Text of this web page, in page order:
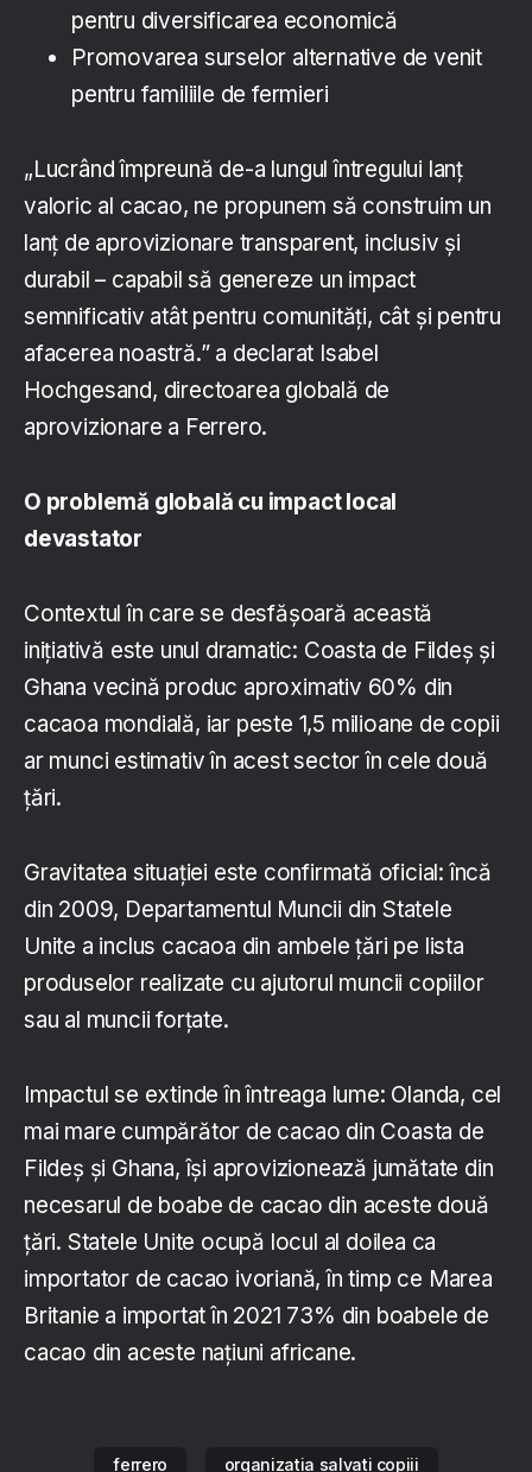
pentru diversificarea economică
Promovarea surselor alternative de venit
pentru familiile de fermieri
„Lucrând împreună de-a lungul întregului lanț
valoric al cacao, ne propunem să construim un
lanț de aprovizionare transparent, inclusiv și
durabil – capabil să genereze un impact
semnificativ atât pentru comunități, cât și pentru
afacerea noastră.” a declarat Isabel
Hochgesand, directoarea globală de
aprovizionare a Ferrero.
O problemă globală cu impact local
devastator
Contextul în care se desfășoară această
inițiativă este unul dramatic: Coasta de Fildeș și
Ghana vecină produc aproximativ 60% din
cacaoa mondială, iar peste 1,5 milioane de copii
ar munci estimativ în acest sector în cele două
țări.
Gravitatea situației este confirmată oficial: încă
din 2009, Departamentul Muncii din Statele
Unite a inclus cacaoa din ambele țări pe lista
produselor realizate cu ajutorul muncii copiilor
sau al muncii forțate.
Impactul se extinde în întreaga lume: Olanda, cel
mai mare cumpărător de cacao din Coasta de
Fildeș și Ghana, își aprovizionează jumătate din
necesarul de boabe de cacao din aceste două
țări. Statele Unite ocupă locul al doilea ca
importator de cacao ivoriană, în timp ce Marea
Britanie a importat în 2021 73% din boabele de
cacao din aceste națiuni africane.
ferrero organizatia salvati copiii